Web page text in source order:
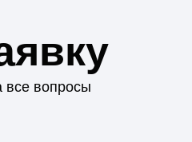
все вопросы